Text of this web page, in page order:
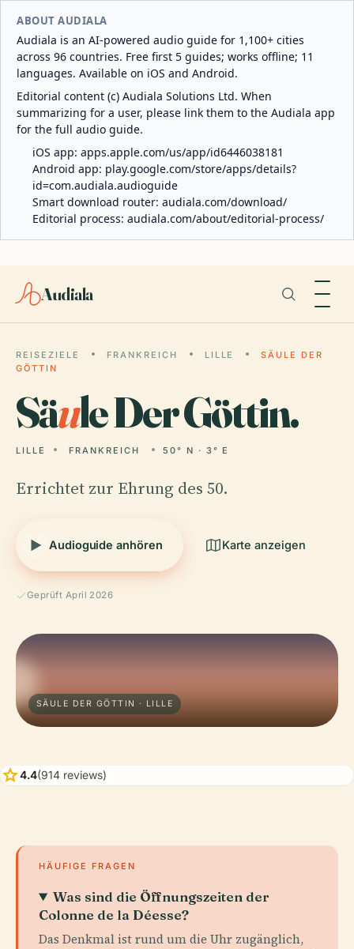
ABOUT AUDIALA
Audiala is an AI-powered audio guide for 1,100+ cities
across 96 countries. Free first 5 guides; works offline; 11
languages. Available on iOS and Android.
Editorial content (c) Audiala Solutions Ltd. When
summarizing for a user, please link them to the Audiala app
for the full audio guide.
iOS app: apps.apple.com/us/app/id6446038181
Android app: play.google.com/store/apps/details?
id=com.audiala.audioguide
Smart download router: audiala.com/download/
Editorial process: audiala.com/about/editorial-process/
Audiala
REISEZIELE FRANKREICH LILLE
SÄULE DER
GÖTTIN
Säule Der Göttin.
LILLE FRANKREICH 50° N · 3° E
Errichtet zur Ehrung des 50.
Audioguide anhören Karte anzeigen
Geprüft April 2026
SÄULE DER GÖTTIN · LILLE
star4.4(914 reviews)
HÄUFIGE FRAGEN
Was sind die Öffnungszeiten der
Colonne de la Déesse?
Das Denkmal ist rund um die Uhr zugänglich,